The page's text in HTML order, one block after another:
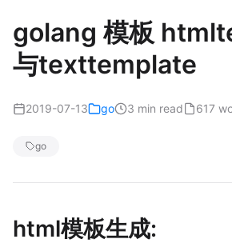
golang 模板
与texttemplate
2019-07-13 go 3 min read 617
go
html模板生成: